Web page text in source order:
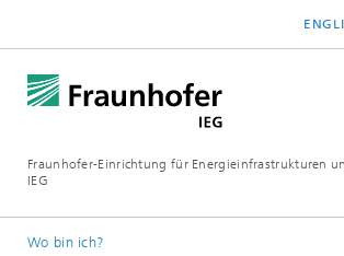
Fraunhofer-Einrichtung für Energieinfrastrukturen
IEG
Wo bin ich?